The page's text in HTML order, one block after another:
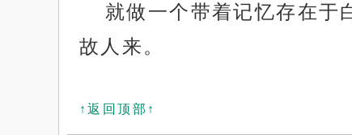
就做一个带着记忆存在于
故人来。
↑返回顶部↑